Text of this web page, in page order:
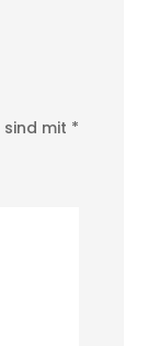
mit *